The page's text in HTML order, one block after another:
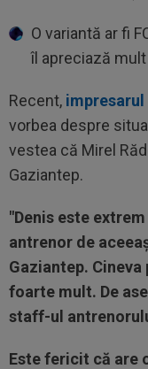
O variantă ar fi
îl apreciază
Recent, impresarul
vorbea despre
vestea că Mirel
Gaziantep.
"Denis este
antrenor de
Gaziantep.
foarte mult. De
staff-ul
Este fericit că are